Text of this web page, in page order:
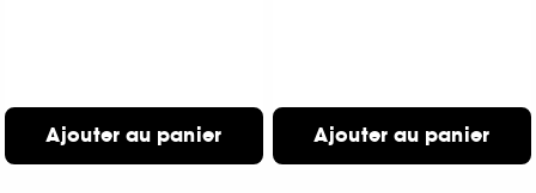
Ajouter au panier Ajouter au panier